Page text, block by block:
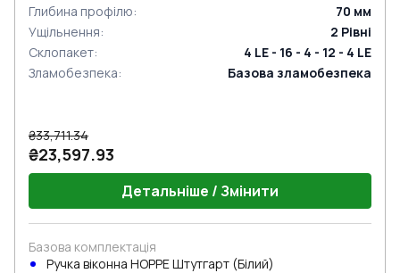
Глибина профілю: 70 мм
Ущільнення: 2 Рівні
Склопакет:
4 LE - 16 - 4 - 12 - 4 LE
Зламобезпека: Базова зламобезпека
₴33,711.34
₴23,597.93
Детальніше / Змінити
Базова комплектація
Ручка віконна HOPPE Штутгарт (Білий)